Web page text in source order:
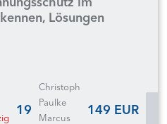
Lösungen
19
Christoph
Paulke
Marcus
149 EUR